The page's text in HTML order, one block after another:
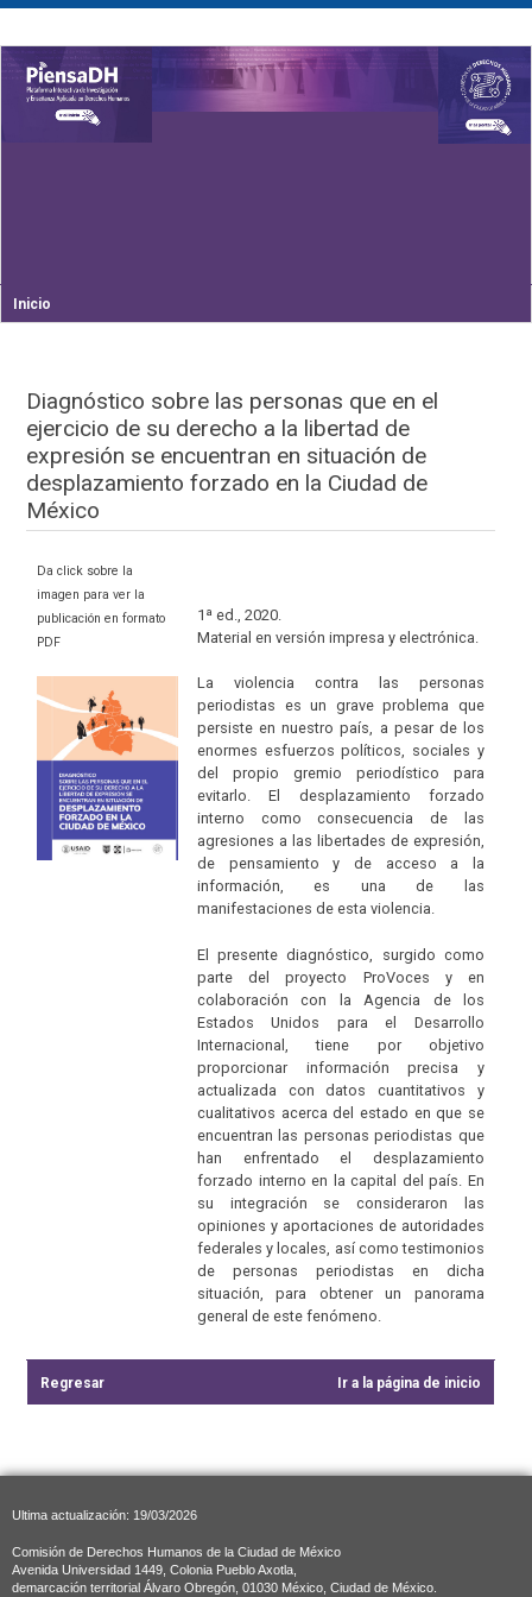
Inicio
Diagnóstico sobre las personas que en el
ejercicio de su derecho a la libertad de
expresión se encuentran en situación de
desplazamiento forzado en la Ciudad de
México
Da click sobre la
imagen para ver la
publicación en formato
PDF
1ª ed., 2020.
Material en versión impresa y electrónica.
La violencia contra las personas
periodistas es un grave problema que
persiste en nuestro país, a pesar de los
enormes esfuerzos políticos, sociales y
del propio gremio periodístico para
evitarlo. El desplazamiento forzado
interno como consecuencia de las
agresiones a las libertades de expresión,
de pensamiento y de acceso a la
información, es una de las
manifestaciones de esta violencia.
El presente diagnóstico, surgido como
parte del proyecto ProVoces y en
colaboración con la Agencia de los
Estados Unidos para el Desarrollo
Internacional, tiene por objetivo
proporcionar información precisa y
actualizada con datos cuantitativos y
cualitativos acerca del estado en que se
encuentran las personas periodistas que
han enfrentado el desplazamiento
forzado interno en la capital del país. En
su integración se consideraron las
opiniones y aportaciones de autoridades
federales y locales, así como testimonios
de personas periodistas en dicha
situación, para obtener un panorama
general de este fenómeno.
Regresar Ir a la página de inicio
Ultima actualización: 19/03/2026
Comisión de Derechos Humanos de la Ciudad de México
Avenida Universidad 1449, Colonia Pueblo Axotla,
demarcación territorial Álvaro Obregón, 01030 México, Ciudad de México.